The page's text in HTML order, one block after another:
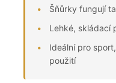
Šňůrky fungují
Lehké, skládací
Ideální pro
použití